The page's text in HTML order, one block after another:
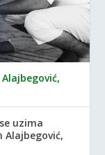
Alajbegović,
se uzima
Alajbegović,